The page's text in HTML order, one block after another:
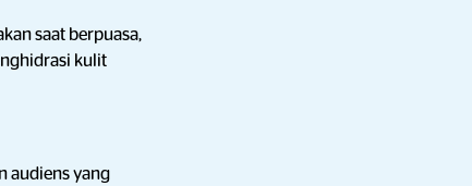
saat berpuasa,
kulit
audiens yang